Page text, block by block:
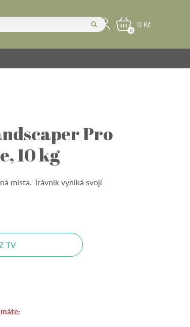
0
0 Kč
Pro
10 kg
místa. Trávník vyniká svoji
TV